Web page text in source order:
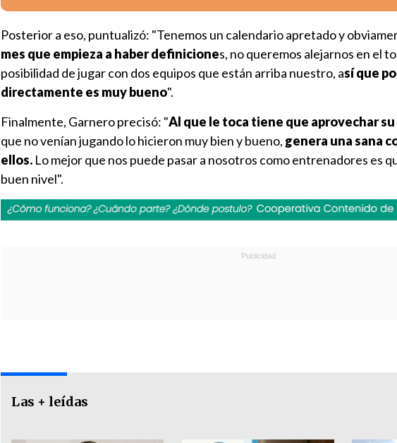
Posterior a eso, puntualizó: "Tenemos un calendario apretado y
mes que empieza a haber definiciones, no queremos alejarnos en el
posibilidad de jugar con dos equipos que están arriba nuestro, así que
directamente es muy bueno".
Finalmente, Garnero precisó: "Al que le toca tiene que aprovechar
que no venían jugando lo hicieron muy bien y bueno, genera una sana
ellos. Lo mejor que nos puede pasar a nosotros como entrenadores es
buen nivel".
Las + leídas